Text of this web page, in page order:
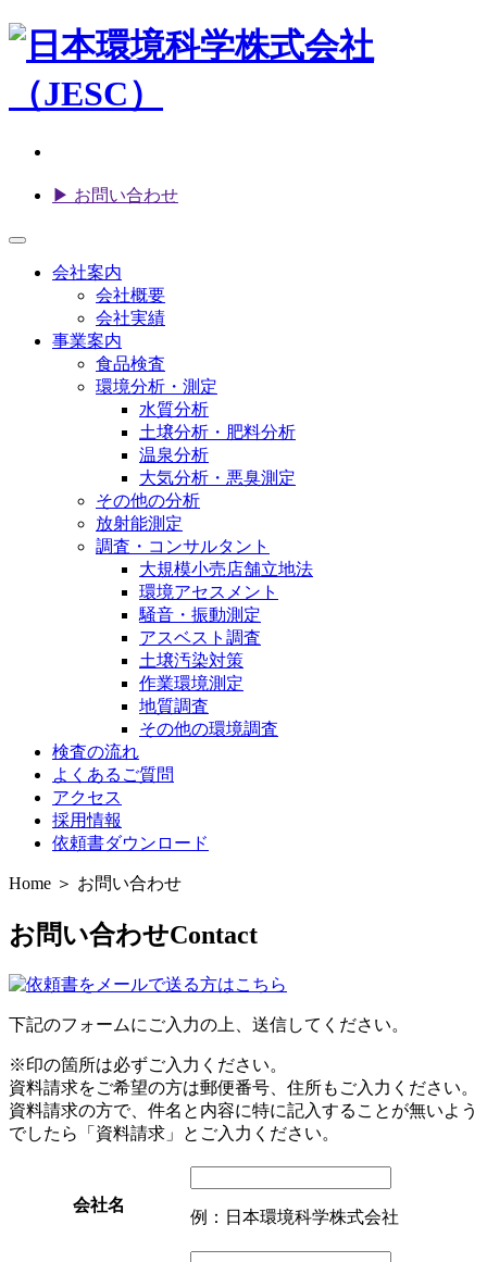
▶ お問い合わせ
会社案内
会社概要
会社実績
事業案内
食品検査
環境分析・測定
水質分析
土壌分析・肥料分析
温泉分析
大気分析・悪臭測定
その他の分析
放射能測定
調査・コンサルタント
大規模小売店舗立地法
環境アセスメント
騒音・振動測定
アスベスト調査
土壌汚染対策
作業環境測定
地質調査
その他の環境調査
検査の流れ
よくあるご質問
アクセス
採用情報
依頼書ダウンロード
Home ＞ お問い合わせ
お問い合わせContact
下記のフォームにご入力の上、送信してください。
※印の箇所は必ずご入力ください。
資料請求をご希望の方は郵便番号、住所もご入力ください。
資料請求の方で、件名と内容に特に記入することが無いよう
でしたら「資料請求」とご入力ください。
会社名
例：日本環境科学株式会社